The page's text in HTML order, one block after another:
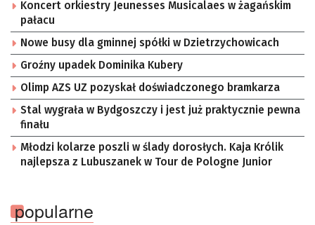
Koncert orkiestry Jeunesses Musicalaes w żagańskim
pałacu
Nowe busy dla gminnej spółki w Dzietrzychowicach
Groźny upadek Dominika Kubery
Olimp AZS UZ pozyskał doświadczonego bramkarza
Stal wygrała w Bydgoszczy i jest już praktycznie pewna
finału
Młodzi kolarze poszli w ślady dorosłych. Kaja Królik
najlepsza z Lubuszanek w Tour de Pologne Junior
popularne